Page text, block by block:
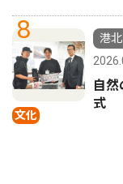
8
文化
港
自
式